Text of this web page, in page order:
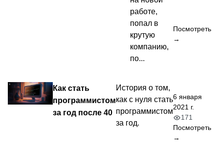
работе,
попал в
крутую
компанию,
по...
Посмотреть
→
Как стать
программистом
за год после 40
История о том,
как с нуля стать
программистом
за год.
6 января
2021 г.
171
Посмотреть
→